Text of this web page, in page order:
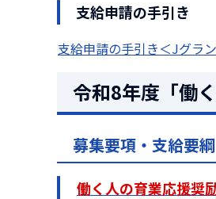
支給申請の手引き
支給申請の手引き＜Jグラ
令和8年度「働
募集要項・支給要綱
働く人の育業応援奨